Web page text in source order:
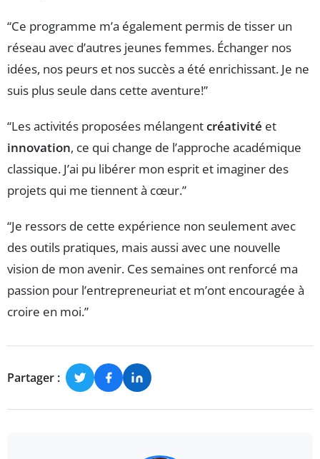
“Ce programme m’a également permis de tisser un
réseau avec d’autres jeunes femmes. Échanger nos
idées, nos peurs et nos succès a été enrichissant. Je ne
suis plus seule dans cette aventure!”
“Les activités proposées mélangentcréativité et
innovation, ce qui change de l’approche académique
classique. J’ai pu libérer mon esprit et imaginer des
projets qui me tiennent à cœur.”
“Je ressors de cette expérience non seulement avec
des outils pratiques, mais aussi avec une nouvelle
vision de mon avenir. Ces semaines ont renforcé ma
passion pour l’entrepreneuriat et m’ont encouragée à
croire en moi.”
Partager :